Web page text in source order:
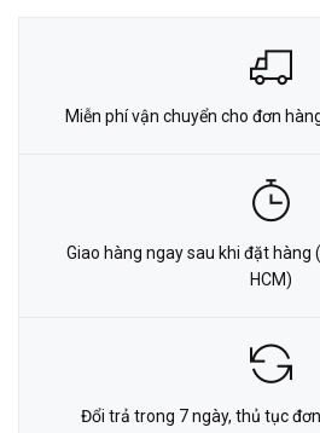
Miễn phí vận chuyển cho đơn
Giao hàng ngay sau khi đặt hàng
HCM)
Đổi trả trong 7 ngày, thủ tục